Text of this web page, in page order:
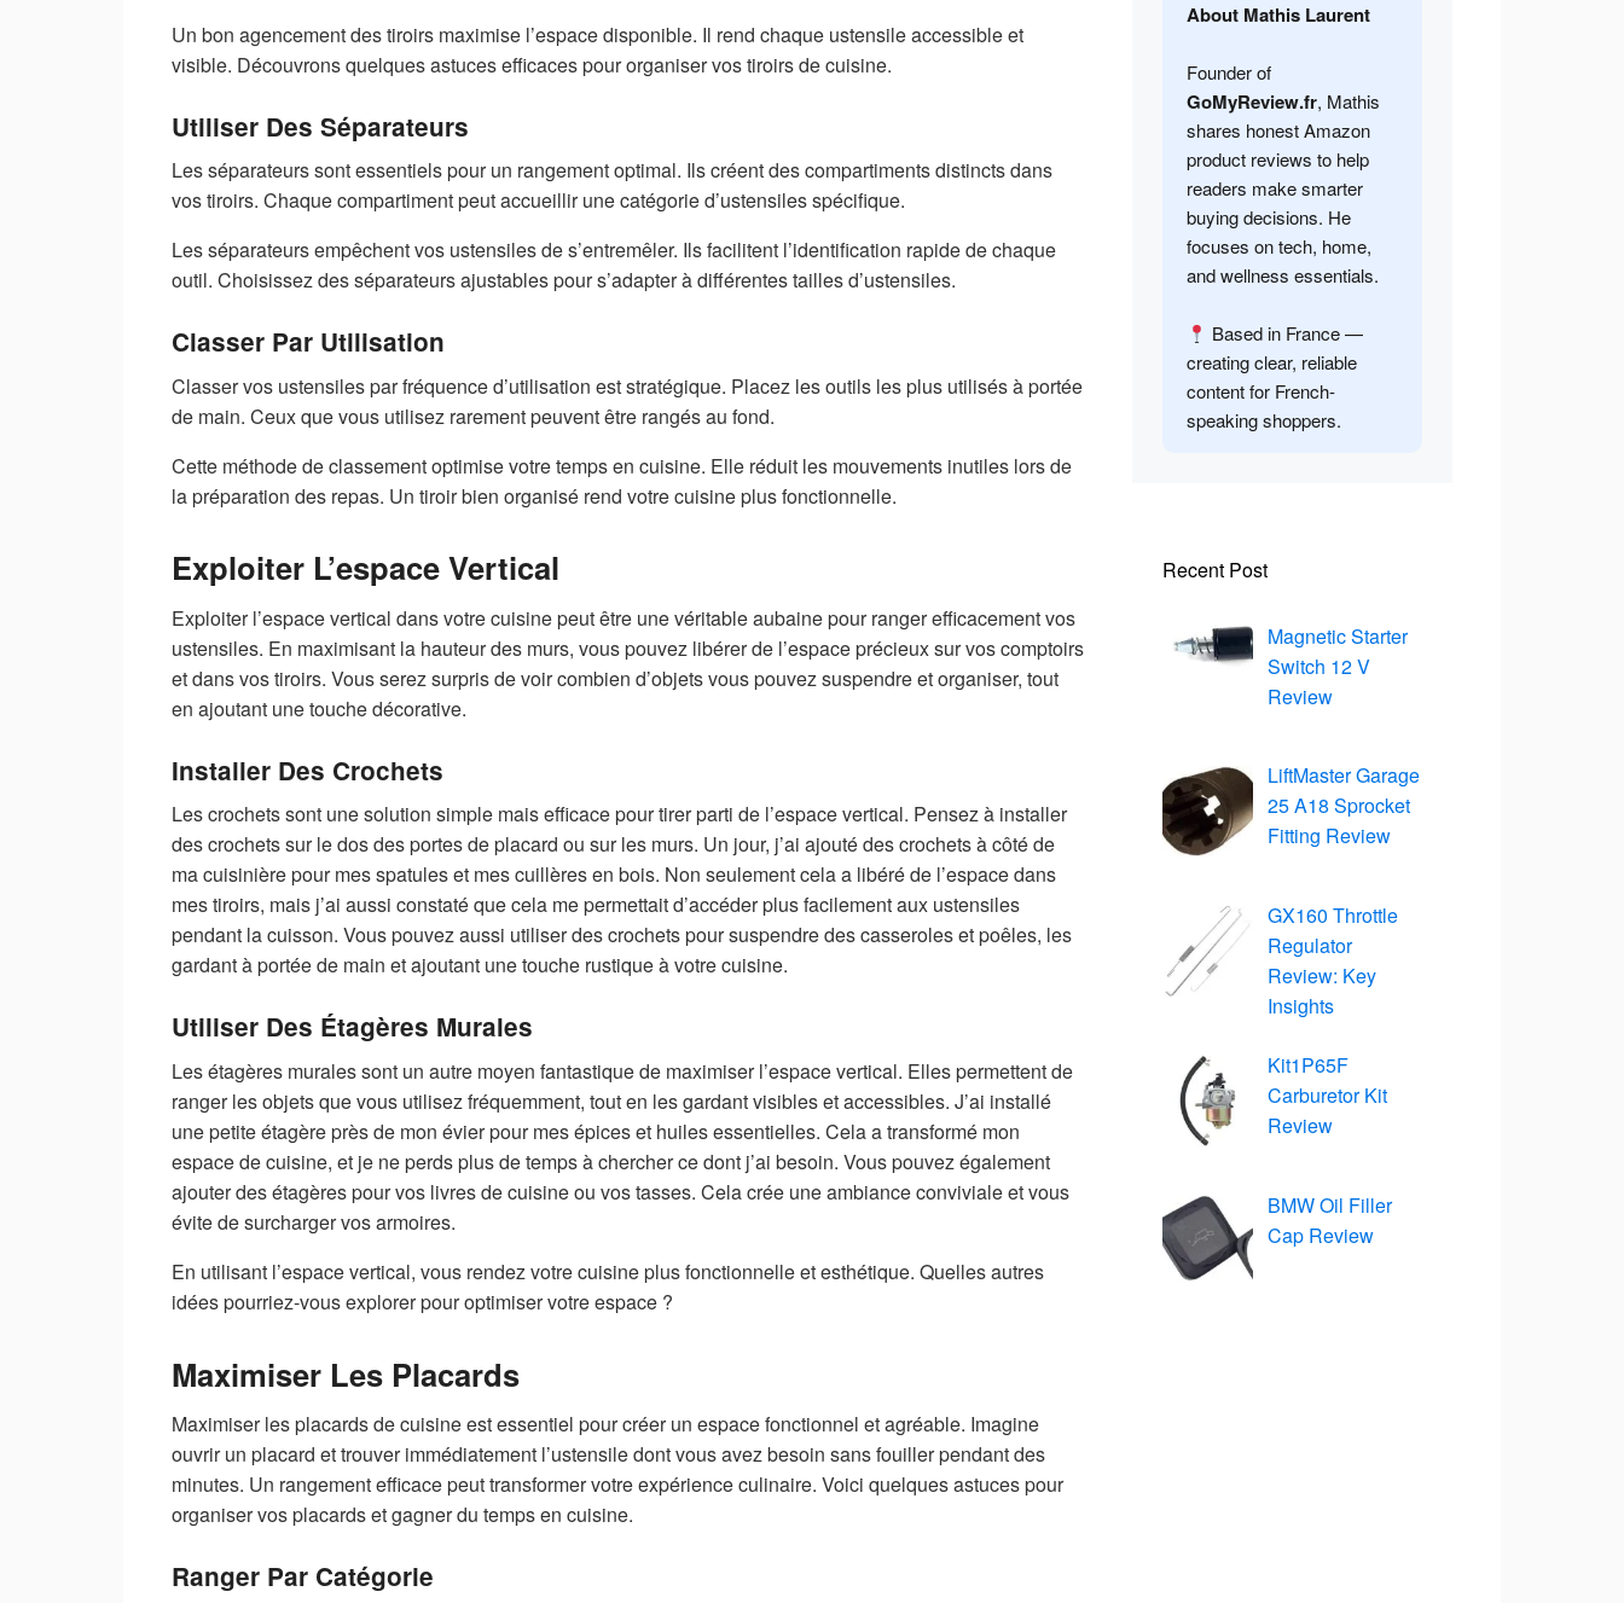
Un bon agencement des tiroirs maximise l’espace disponible. Il rend chaque ustensile accessible et
visible. Découvrons quelques astuces efficaces pour organiser vos tiroirs de cuisine.
Utiliser Des Séparateurs
Les séparateurs sont essentiels pour un rangement optimal. Ils créent des compartiments distincts dans
vos tiroirs. Chaque compartiment peut accueillir une catégorie d’ustensiles spécifique.
Les séparateurs empêchent vos ustensiles de s’entremêler. Ils facilitent l’identification rapide de chaque
outil. Choisissez des séparateurs ajustables pour s’adapter à différentes tailles d’ustensiles.
Classer Par Utilisation
Classer vos ustensiles par fréquence d’utilisation est stratégique. Placez les outils les plus utilisés à portée
de main. Ceux que vous utilisez rarement peuvent être rangés au fond.
Cette méthode de classement optimise votre temps en cuisine. Elle réduit les mouvements inutiles lors de
la préparation des repas. Un tiroir bien organisé rend votre cuisine plus fonctionnelle.
Exploiter L’espace Vertical
Exploiter l’espace vertical dans votre cuisine peut être une véritable aubaine pour ranger efficacement vos
ustensiles. En maximisant la hauteur des murs, vous pouvez libérer de l’espace précieux sur vos comptoirs
et dans vos tiroirs. Vous serez surpris de voir combien d’objets vous pouvez suspendre et organiser, tout
en ajoutant une touche décorative.
Installer Des Crochets
Les crochets sont une solution simple mais efficace pour tirer parti de l’espace vertical. Pensez à installer
des crochets sur le dos des portes de placard ou sur les murs. Un jour, j’ai ajouté des crochets à côté de
ma cuisinière pour mes spatules et mes cuillères en bois. Non seulement cela a libéré de l’espace dans
mes tiroirs, mais j’ai aussi constaté que cela me permettait d’accéder plus facilement aux ustensiles
pendant la cuisson. Vous pouvez aussi utiliser des crochets pour suspendre des casseroles et poêles, les
gardant à portée de main et ajoutant une touche rustique à votre cuisine.
Utiliser Des Étagères Murales
Les étagères murales sont un autre moyen fantastique de maximiser l’espace vertical. Elles permettent de
ranger les objets que vous utilisez fréquemment, tout en les gardant visibles et accessibles. J’ai installé
une petite étagère près de mon évier pour mes épices et huiles essentielles. Cela a transformé mon
espace de cuisine, et je ne perds plus de temps à chercher ce dont j’ai besoin. Vous pouvez également
ajouter des étagères pour vos livres de cuisine ou vos tasses. Cela crée une ambiance conviviale et vous
évite de surcharger vos armoires.
En utilisant l’espace vertical, vous rendez votre cuisine plus fonctionnelle et esthétique. Quelles autres
idées pourriez-vous explorer pour optimiser votre espace ?
Maximiser Les Placards
Maximiser les placards de cuisine est essentiel pour créer un espace fonctionnel et agréable. Imagine
ouvrir un placard et trouver immédiatement l’ustensile dont vous avez besoin sans fouiller pendant des
minutes. Un rangement efficace peut transformer votre expérience culinaire. Voici quelques astuces pour
organiser vos placards et gagner du temps en cuisine.
Ranger Par Catégorie
About Mathis Laurent
Founder of
GoMyReview.fr, Mathis
shares honest Amazon
product reviews to help
readers make smarter
buying decisions. He
focuses on tech, home,
and wellness essentials.
Based in France —
creating clear, reliable
content for French-
speaking shoppers.
Recent Post
Magnetic Starter
Switch 12 V
Review
LiftMaster Garage
25 A18 Sprocket
Fitting Review
GX160 Throttle
Regulator
Review: Key
Insights
Kit1P65F
Carburetor Kit
Review
BMW Oil Filler
Cap Review